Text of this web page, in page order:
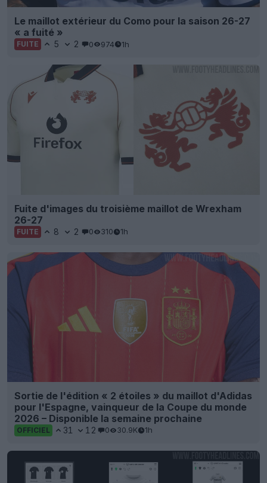
Le maillot extérieur du Como pour la saison 26-27
« a fuité »
FUITE 5 2 0 974 1h
Fuite d'images du troisième maillot de Wrexham
26-27
FUITE 8 2 0 310 1h
Sortie de l'édition « 2 étoiles » du maillot d'Adidas
pour l'Espagne, vainqueur de la Coupe du monde
2026 – Disponible la semaine prochaine
OFFICIEL 31 12 0 30.9K 1h